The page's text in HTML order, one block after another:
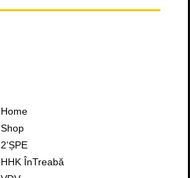
Home
Shop
2’ȘPE
HHK ÎnTreabă